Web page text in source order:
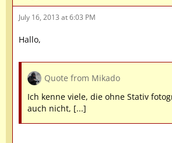
July 16, 2013 at 6:03 PM
Hallo,
Quote from Mikado
Ich kenne viele, die ohne Stativ
auch nicht, [...]